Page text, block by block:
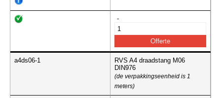
-
a4ds06-1
RVS A4 draadstang M06
DIN976
(de verpakkingseenheid is 1
meters)